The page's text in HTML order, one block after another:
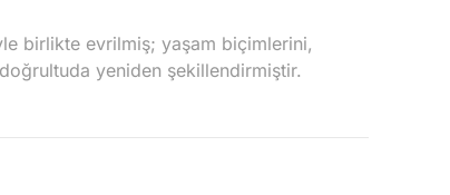
birlikte evrilmiş; yaşam biçimlerini,
yeniden şekillendirmiştir.